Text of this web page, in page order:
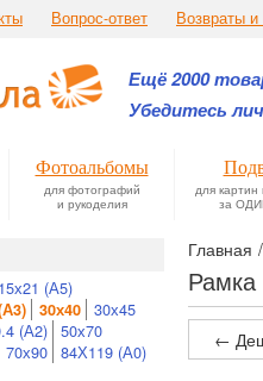
Вопрос-ответ Возвраты и
Ещё 2000
Убедитесь
Фотоальбомы
для фотографий
и рукоделия
для картин
за
Главная
(А5)
30х40
30х45
(А2) 50х70
70х90 84Х119 (А0)
←